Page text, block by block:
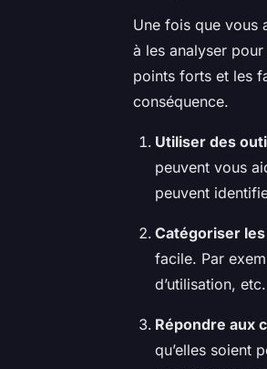
Une fois que vous
à les analyser
points forts et les
conséquence.
Utiliser des
peuvent vous
peuvent
Catégoriser
facile. Par
d’utilisation,
Répondre aux
qu’elles soient